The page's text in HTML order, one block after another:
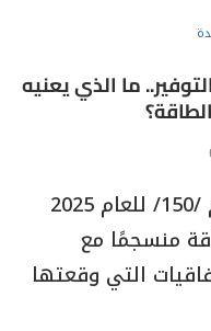
ما الذي يعنيه
محمد كساح جاء المرسوم رقم /150/ للعام 2025
منسجمًا مع
التي وقعتها